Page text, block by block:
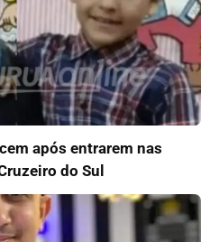
após entrarem nas
do Sul